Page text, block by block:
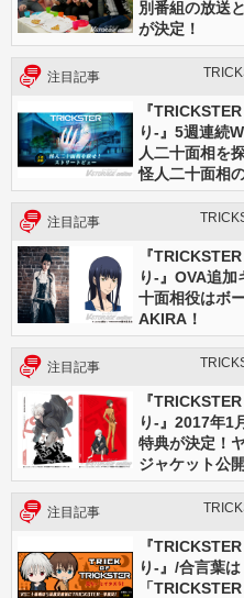
別番組の放送
が決定！
注目記事
『
り-』5週連続
人二十面相を
怪人二十面相
注目記事
『
り-』OVA追
十面相役はボ
AKIRA！
注目記事
『
り-』2017年1
特典が決定！
ジャケット公
注目記事
『
り-』/合言葉
「